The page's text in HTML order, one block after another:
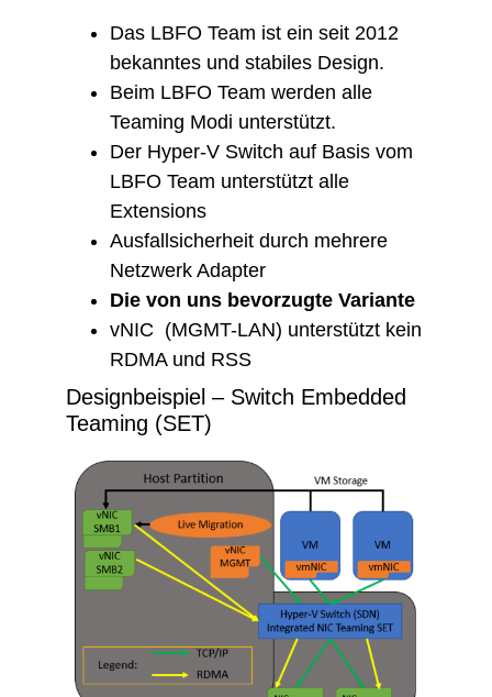
Das LBFO Team ist ein seit 2012
bekanntes und stabiles Design.
Beim LBFO Team werden alle
Teaming Modi unterstützt.
Der Hyper-V Switch auf Basis vom
LBFO Team unterstützt alle
Extensions
Ausfallsicherheit durch mehrere
Netzwerk Adapter
Die von uns bevorzugte Variante
vNIC (MGMT-LAN) unterstützt kein
RDMA und RSS
Designbeispiel – Switch Embedded
Teaming (SET)